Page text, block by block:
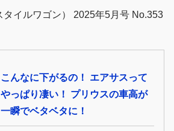
タイルワゴン） 2025年5月号 No.353
こんなに下がるの！ エアサスって
やっぱり凄い！ プリウスの車高が
一瞬でベタベタに！